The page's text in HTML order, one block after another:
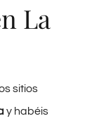
La
sitios
y habéis